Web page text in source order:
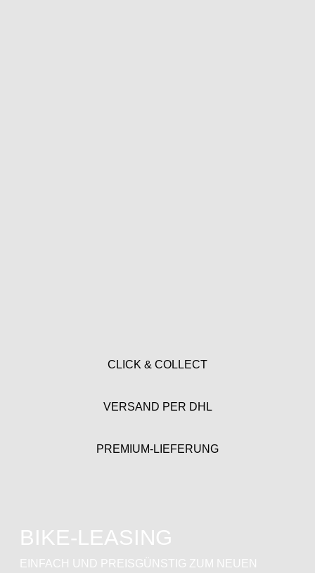
CLICK & COLLECT
VERSAND PER DHL
PREMIUM-LIEFERUNG
BIKE-LEASING
EINFACH UND PREISGÜNSTIG ZUM NEUEN